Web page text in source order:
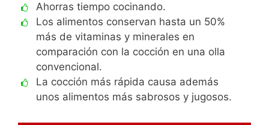
Ahorras tiempo cocinando.
Los alimentos conservan hasta un 50%
más de vitaminas y minerales en
comparación con la cocción en una olla
convencional.
La cocción más rápida causa además
unos alimentos más sabrosos y jugosos.